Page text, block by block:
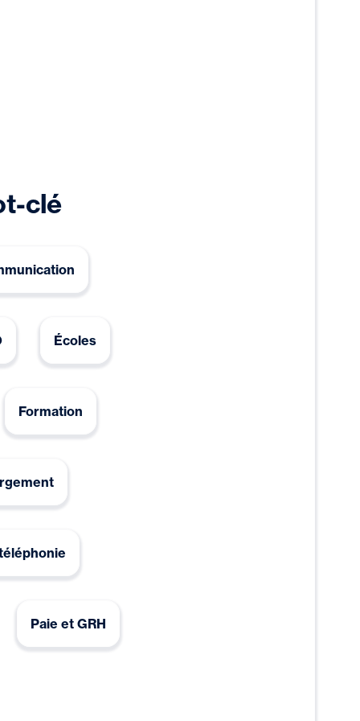
clé
Écoles
Formation
Paie et GRH